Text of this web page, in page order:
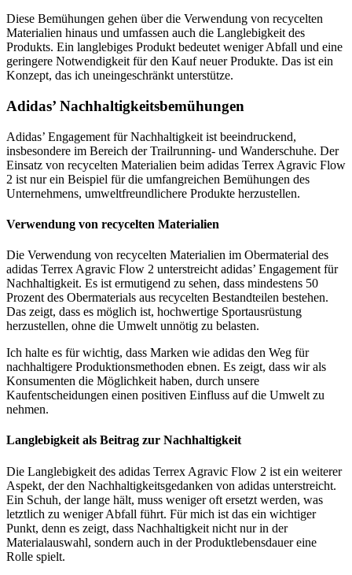
Diese Bemühungen gehen über die Verwendung von recycelten
Materialien hinaus und umfassen auch die Langlebigkeit des
Produkts. Ein langlebiges Produkt bedeutet weniger Abfall und eine
geringere Notwendigkeit für den Kauf neuer Produkte. Das ist ein
Konzept, das ich uneingeschränkt unterstütze.
Adidas’ Nachhaltigkeitsbemühungen
Adidas’ Engagement für Nachhaltigkeit ist beeindruckend,
insbesondere im Bereich der Trailrunning- und Wanderschuhe. Der
Einsatz von recycelten Materialien beim adidas Terrex Agravic Flow
2 ist nur ein Beispiel für die umfangreichen Bemühungen des
Unternehmens, umweltfreundlichere Produkte herzustellen.
Verwendung von recycelten Materialien
Die Verwendung von recycelten Materialien im Obermaterial des
adidas Terrex Agravic Flow 2 unterstreicht adidas’ Engagement für
Nachhaltigkeit. Es ist ermutigend zu sehen, dass mindestens 50
Prozent des Obermaterials aus recycelten Bestandteilen bestehen.
Das zeigt, dass es möglich ist, hochwertige Sportausrüstung
herzustellen, ohne die Umwelt unnötig zu belasten.
Ich halte es für wichtig, dass Marken wie adidas den Weg für
nachhaltigere Produktionsmethoden ebnen. Es zeigt, dass wir als
Konsumenten die Möglichkeit haben, durch unsere
Kaufentscheidungen einen positiven Einfluss auf die Umwelt zu
nehmen.
Langlebigkeit als Beitrag zur Nachhaltigkeit
Die Langlebigkeit des adidas Terrex Agravic Flow 2 ist ein weiterer
Aspekt, der den Nachhaltigkeitsgedanken von adidas unterstreicht.
Ein Schuh, der lange hält, muss weniger oft ersetzt werden, was
letztlich zu weniger Abfall führt. Für mich ist das ein wichtiger
Punkt, denn es zeigt, dass Nachhaltigkeit nicht nur in der
Materialauswahl, sondern auch in der Produktlebensdauer eine
Rolle spielt.